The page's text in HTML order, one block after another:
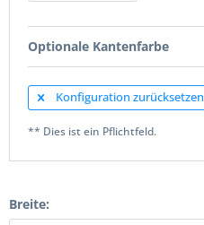
Optionale Kantenfarbe
Konfiguration zurücksetzen
** Dies ist ein Pflichtfeld.
Breite: